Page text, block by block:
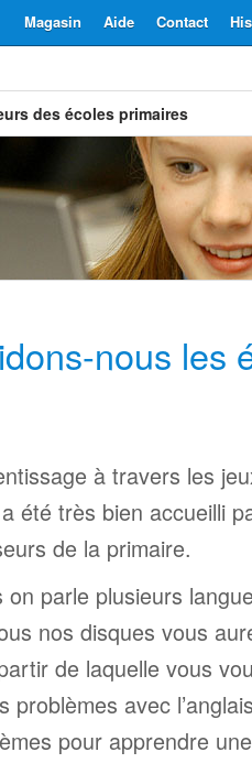
Contact
Aide
Magasin
des écoles primaires
nous les
à travers les
été très bien accueilli
de la primaire.
parle plusieurs
nos disques vous
de laquelle vous
problèmes avec
pour apprendre